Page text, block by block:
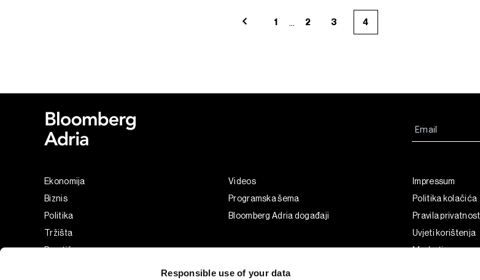
Responsible use of your data
1 ... 2 3 4
Ekonomija
Biznis
Politika
Tržišta
Prestiž
Videos
Programska šema
Bloomberg Adria događaji
Impressum
Politika kolačića
Pravila
Uvjeti korištenja
Marketing